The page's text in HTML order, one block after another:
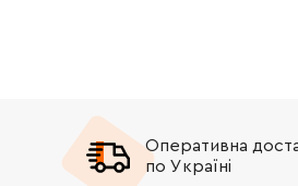
Оперативна
по Україні